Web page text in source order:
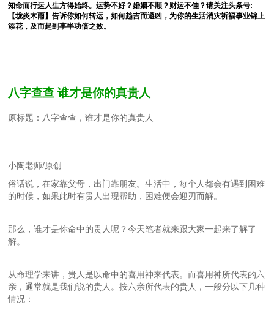
知命而行运人生方得始终。运势不好？婚姻不顺？财运不佳？请关注头条号:
【垅炎木雨】告诉你如何转运，如何趋吉而避凶，为你的生活消灾祈福事业锦上
添花，及而起到事半功倍之效。
八字查查 谁才是你的真贵人
原标题：八字查查，谁才是你的真贵人
小陶老师/原创
俗话说，在家靠父母，出门靠朋友。生活中，每个人都会有遇到困难
的时候，如果此时有贵人出现帮助，困难便会迎刃而解。
那么，谁才是你命中的贵人呢？今天笔者就来跟大家一起来了解了
解。
从命理学来讲，贵人是以命中的喜用神来代表。而喜用神所代表的六
亲，通常就是我们说的贵人。按六亲所代表的贵人，一般分以下几种
情况：